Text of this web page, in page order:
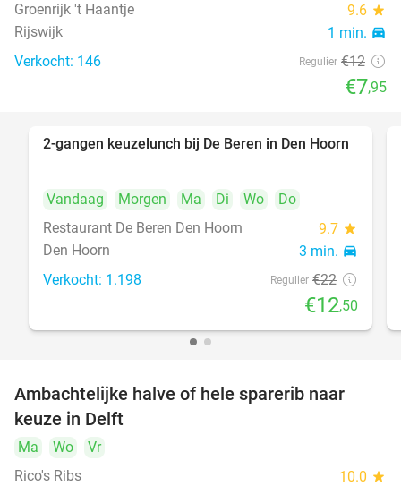
Groenrijk 't Haantje
9.6 star
Rijswijk 1 min. directions_car
Verkocht: 146 Regulier €12
€7,95
43%
2-gangen keuzelunch bij De Beren in Den Hoorn
Vandaag Morgen Ma Di Wo
Do
Restaurant De Beren Den Hoorn
9.7 star
Den Hoorn 3 min. directions_car
Verkocht: 1.198 Regulier €22
€12,50
Ambachtelijke halve of hele sparerib naar
keuze in Delft
Ma Wo
Vr
Rico's Ribs
10.0 star